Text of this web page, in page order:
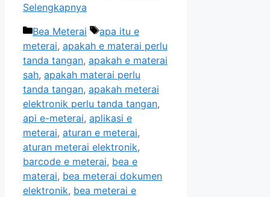
Selengkapnya
Kategori
Bea Meterai Tag
apa itu e
meterai, apakah e materai perlu
tanda tangan, apakah e materai
sah, apakah materai perlu
tanda tangan, apakah meterai
elektronik perlu tanda tangan,
api e-meterai, aplikasi e
meterai, aturan e meterai,
aturan meterai elektronik,
barcode e meterai, bea e
materai, bea meterai dokumen
elektronik, bea meterai e